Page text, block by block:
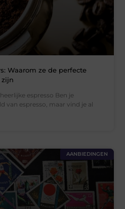
Waarom ze de perfecte
zijn
espresso Ben je
van espresso, maar vind je al
AANBIEDINGEN